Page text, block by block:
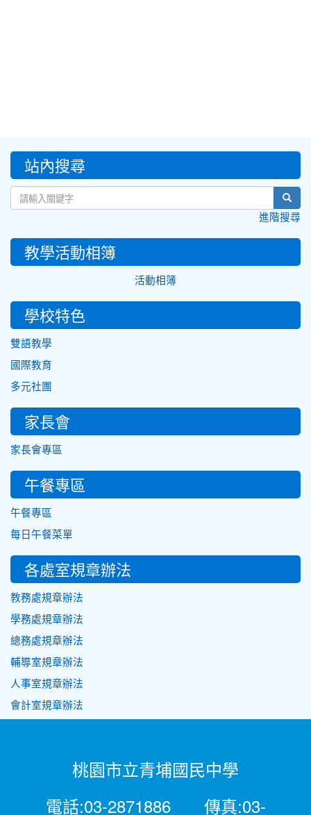
::: 站內搜尋
進階搜尋
教學活動相簿
活動相簿
學校特色
雙語教學
國際教育
多元社團
家長會
家長會專區
午餐專區
午餐專區
每日午餐菜單
各處室規章辦法
教務處規章辦法
學務處規章辦法
總務處規章辦法
輔導室規章辦法
人事室規章辦法
會計室規章辦法
桃園市立青埔國民中學
電話:03-2871886 傳真:03-